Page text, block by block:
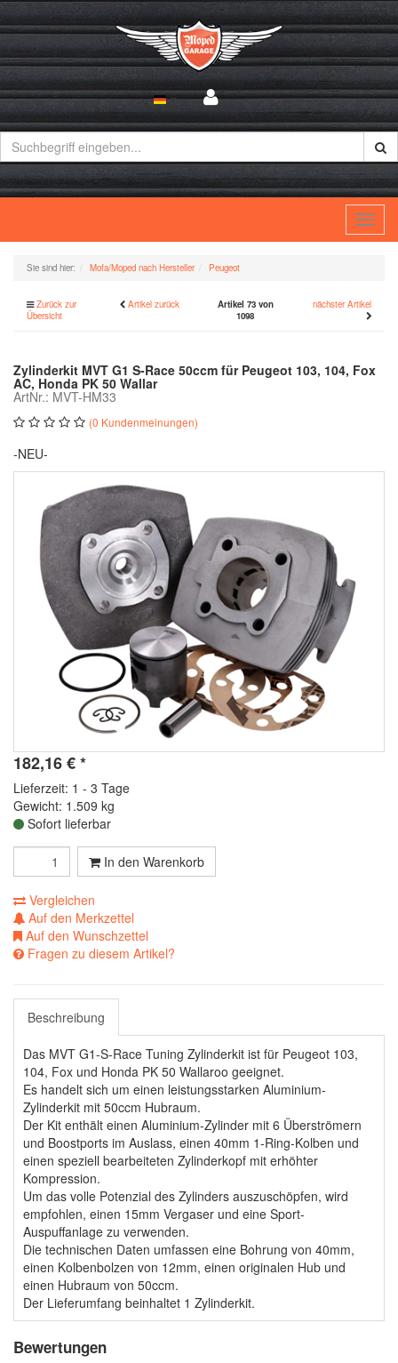
Sie sind hier: Mofa/Moped nach Hersteller Peugeot
Zurück zur
Übersicht
Artikel zurück
Artikel 73 von
1098
nächster Artikel
Zylinderkit MVT G1 S-Race 50ccm für Peugeot 103, 104, Fox
AC, Honda PK 50 Wallar
ArtNr.: MVT-HM33
(0 Kundenmeinungen)
-NEU-
182,16€*
Lieferzeit: 1 - 3 Tage
Gewicht: 1.509 kg
Sofort lieferbar
In den Warenkorb
Vergleichen
Auf den Merkzettel
Auf den Wunschzettel
Fragen zu diesem Artikel?
Beschreibung
Das MVT G1-S-Race Tuning Zylinderkit ist für Peugeot 103,
104, Fox und Honda PK 50 Wallaroo geeignet.
Es handelt sich um einen leistungsstarken Aluminium-
Zylinderkit mit 50ccm Hubraum.
Der Kit enthält einen Aluminium-Zylinder mit 6 Überströmern
und Boostports im Auslass, einen 40mm 1-Ring-Kolben und
einen speziell bearbeiteten Zylinderkopf mit erhöhter
Kompression.
Um das volle Potenzial des Zylinders auszuschöpfen, wird
empfohlen, einen 15mm Vergaser und eine Sport-
Auspuffanlage zu verwenden.
Die technischen Daten umfassen eine Bohrung von 40mm,
einen Kolbenbolzen von 12mm, einen originalen Hub und
einen Hubraum von 50ccm.
Der Lieferumfang beinhaltet 1 Zylinderkit.
Bewertungen